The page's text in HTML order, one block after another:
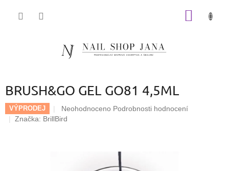
BRUSH&GO GEL GO81 4,5ML
VÝPRODEJ
Průměrné
hodnocení
Neohodnoceno Podrobnosti hodnocení
Značka: BrillBird